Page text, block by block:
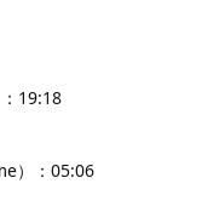
19:18
）：05:06